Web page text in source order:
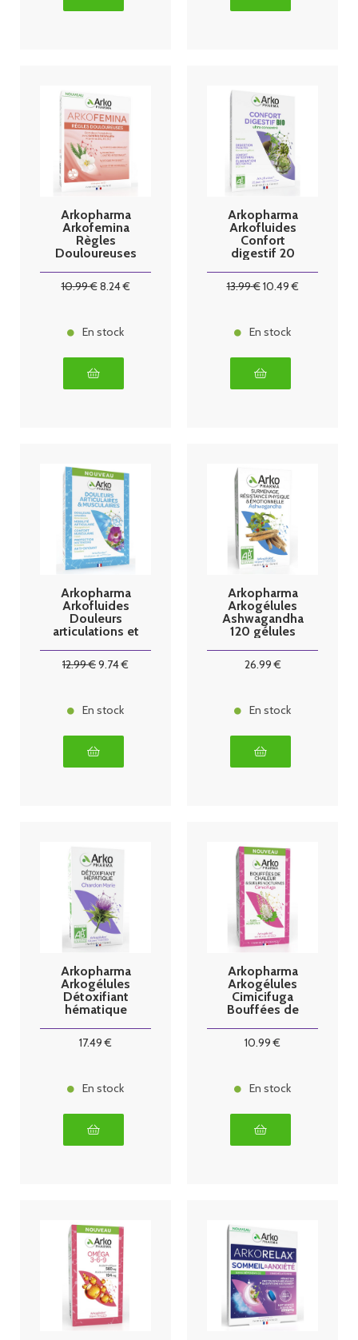
Arkopharma
Arkofemina
Règles
Douloureuses
10.99€8.24€
En stock
Arkopharma
Arkofluides
Confort
digestif 20
13.99€10.49€
En stock
Arkopharma
Arkofluides
Douleurs
articulations et
12.99€9.74€
En stock
Arkopharma
Arkogélules
Ashwagandha
120 gélules
26.99€
En stock
Arkopharma
Arkogélules
Détoxifiant
hématique
17.49 €
En stock
Arkopharma
Arkogélules
Cimicifuga
Bouffées de
10.99 €
En stock